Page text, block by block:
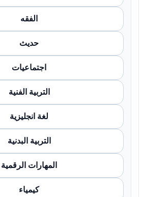
الفقه
حديث
اجتماعيات
التربية الفنية
لغة انجليزية
التربية البدنية
المهارات الرقمية
كيمياء